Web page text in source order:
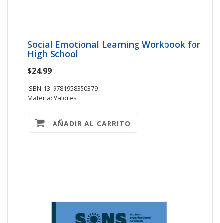
Social Emotional Learning Workbook for
High School
$24.99
ISBN-13: 9781958350379
Materia: Valores
AÑADIR AL CARRITO